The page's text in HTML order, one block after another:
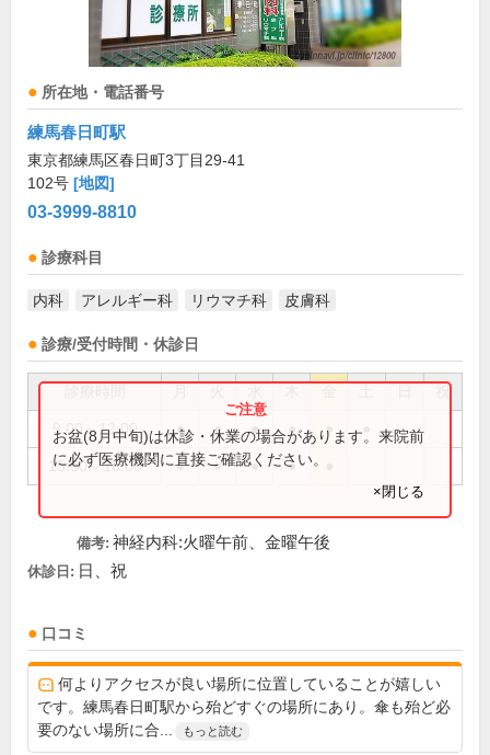
所在地・電話番号
練馬春日町駅
東京都練馬区春日町3丁目29-41
102号 [地図]
03-3999-8810
診療科目
内科 アレルギー科 リウマチ科 皮膚科
診療/受付時間・休診日
祝
9:00～12:00 ● ● ● ● ●
15:00～18:00 ● ● ● ●
お盆(8月中旬)は休診・休業の場合があります。来院前
に必ず医療機関に直接ご確認ください。
×閉じる
備考: 神経内科:火曜午前、金曜午後
休診日: 日、祝
口コミ
何よりアクセスが良い場所に位置していることが嬉しい
です。練馬春日町駅から殆どすぐの場所にあり。傘も殆ど必
要のない場所に合...
もっと読む